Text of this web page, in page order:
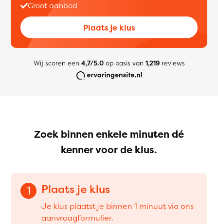
Groot aanbod
Plaats je klus
Wij scoren een 4,7/5.0op basis van 1,219reviews
Zoek binnen enkele minuten dé
kenner voor de klus.
1 Plaats je klus
Je klus plaatst je binnen 1 minuut via ons
aanvraagformulier.